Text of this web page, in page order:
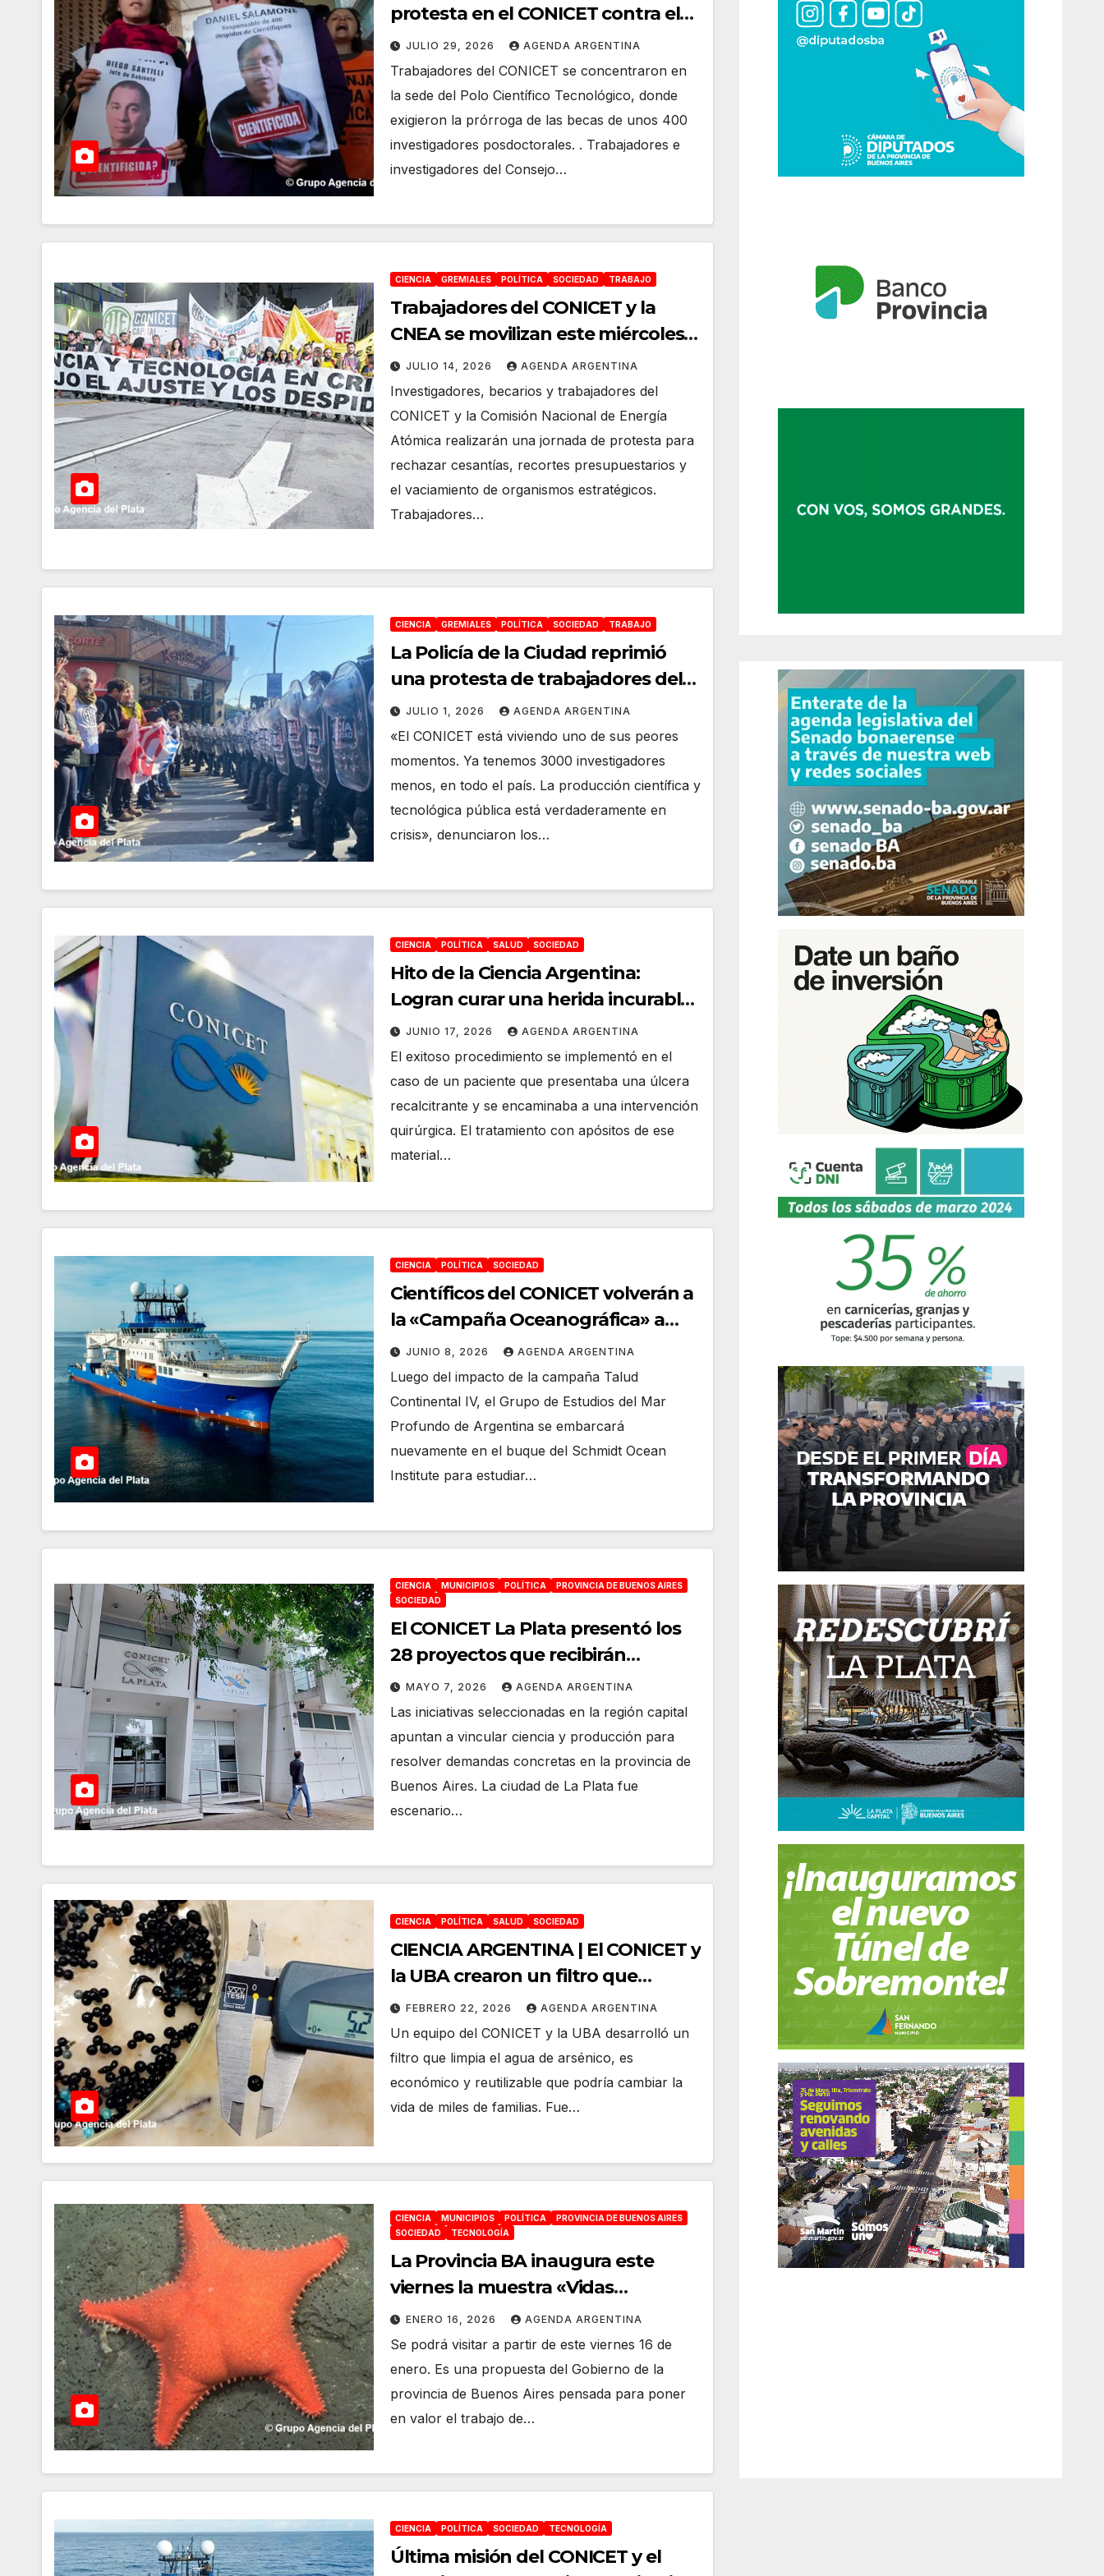
protesta en el CONICET contra el
ajuste del gobierno de Milei
JULIO 29, 2026 AGENDA ARGENTINA
Trabajadores del CONICET se concentraron en
la sede del Polo Científico Tecnológico, donde
exigieron la prórroga de las becas de unos 400
investigadores posdoctorales. . Trabajadores e
investigadores del Consejo…
CIENCIA GREMIALES POLÍTICA SOCIEDAD TRABAJO
Trabajadores del CONICET y la
CNEA se movilizan este miércoles
contra los despidos y el
vaciamiento del sistema científico
JULIO 14, 2026 AGENDA ARGENTINA
Investigadores, becarios y trabajadores del
CONICET y la Comisión Nacional de Energía
Atómica realizarán una jornada de protesta para
rechazar cesantías, recortes presupuestarios y
el vaciamiento de organismos estratégicos.
Trabajadores…
CIENCIA GREMIALES POLÍTICA SOCIEDAD TRABAJO
La Policía de la Ciudad reprimió
una protesta de trabajadores del
CONICET en contra de los despidos
y el ajuste
JULIO 1, 2026 AGENDA ARGENTINA
«El CONICET está viviendo uno de sus peores
momentos. Ya tenemos 3000 investigadores
menos, en todo el país. La producción científica y
tecnológica pública está verdaderamente en
crisis», denunciaron los…
CIENCIA POLÍTICA SALUD SOCIEDAD
Hito de la Ciencia Argentina:
Logran curar una herida incurable
con parches de placenta humana
JUNIO 17, 2026 AGENDA ARGENTINA
El exitoso procedimiento se implementó en el
caso de un paciente que presentaba una úlcera
recalcitrante y se encaminaba a una intervención
quirúrgica. El tratamiento con apósitos de ese
material…
CIENCIA POLÍTICA SOCIEDAD
Científicos del CONICET volverán a
la «Campaña Oceanográfica» a
explorar las profundidades del Mar
Argentino a bordo del Falkor
JUNIO 8, 2026 AGENDA ARGENTINA
Luego del impacto de la campaña Talud
Continental IV, el Grupo de Estudios del Mar
Profundo de Argentina se embarcará
nuevamente en el buque del Schmidt Ocean
Institute para estudiar…
CIENCIA MUNICIPIOS POLÍTICA
PROVINCIA DE BUENOS AIRES
SOCIEDAD
El CONICET La Plata presentó los
28 proyectos que recibirán
financiamiento del FITBA
MAYO 7, 2026 AGENDA ARGENTINA
Las iniciativas seleccionadas en la región capital
apuntan a vincular ciencia y producción para
resolver demandas concretas en la provincia de
Buenos Aires. La ciudad de La Plata fue
escenario…
CIENCIA POLÍTICA SALUD SOCIEDAD
CIENCIA ARGENTINA | El CONICET y
la UBA crearon un filtro que
elimina arsénico y es de uso
doméstico
FEBRERO 22, 2026 AGENDA ARGENTINA
Un equipo del CONICET y la UBA desarrolló un
filtro que limpia el agua de arsénico, es
económico y reutilizable que podría cambiar la
vida de miles de familias. Fue…
CIENCIA MUNICIPIOS POLÍTICA
PROVINCIA DE BUENOS AIRES
SOCIEDAD
TECNOLOGÍA
La Provincia BA inaugura este
viernes la muestra «Vidas
submarinas – Ciencia, arte y
soberanía» en el Museo MAR de
Mar del Plata
ENERO 16, 2026 AGENDA ARGENTINA
Se podrá visitar a partir de este viernes 16 de
enero. Es una propuesta del Gobierno de la
provincia de Buenos Aires pensada para poner
en valor el trabajo de…
CIENCIA POLÍTICA SOCIEDAD TECNOLOGÍA
Última misión del CONICET y el